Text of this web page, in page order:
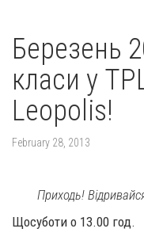
Березень
класи у
Leopolis!
February 28, 2013
Приходь!
Щосуботи о 13.00 год.